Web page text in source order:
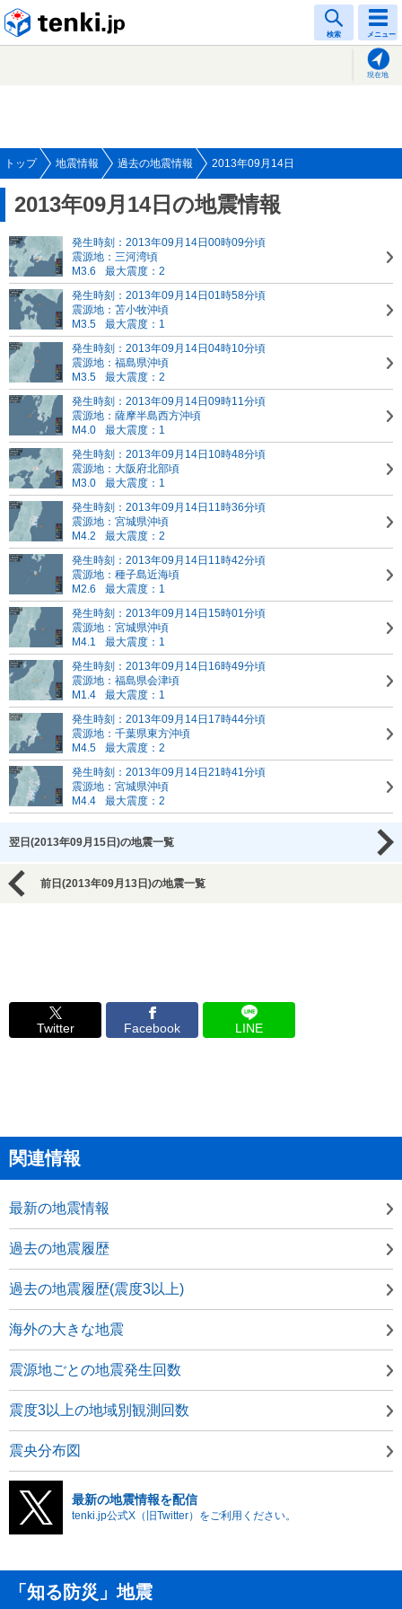
検索 メニュー
現在地
トップ 地震情報 過去の地震情報 2013年09月14日
2013年09月14日の地震情報
発生時刻：2013年09月14日00時09分頃
震源地：三河湾頃
M3.6
最大震度：2
発生時刻：2013年09月14日01時58分頃
震源地：苫小牧沖頃
M3.5
最大震度：1
発生時刻：2013年09月14日04時10分頃
震源地：福島県沖頃
M3.5
最大震度：2
発生時刻：2013年09月14日09時11分頃
震源地：薩摩半島西方沖頃
M4.0
最大震度：1
発生時刻：2013年09月14日10時48分頃
震源地：大阪府北部頃
M3.0
最大震度：1
発生時刻：2013年09月14日11時36分頃
震源地：宮城県沖頃
M4.2
最大震度：2
発生時刻：2013年09月14日11時42分頃
震源地：種子島近海頃
M2.6
最大震度：1
発生時刻：2013年09月14日15時01分頃
震源地：宮城県沖頃
M4.1
最大震度：1
発生時刻：2013年09月14日16時49分頃
震源地：福島県会津頃
M1.4
最大震度：1
発生時刻：2013年09月14日17時44分頃
震源地：千葉県東方沖頃
M4.5
最大震度：2
発生時刻：2013年09月14日21時41分頃
震源地：宮城県沖頃
M4.4
最大震度：2
翌日(2013年09月15日)の地震一覧
前日(2013年09月13日)の地震一覧
Twitter Facebook LINE
関連情報
最新の地震情報
過去の地震履歴
過去の地震履歴(震度3以上)
海外の大きな地震
震源地ごとの地震発生回数
震度3以上の地域別観測回数
震央分布図
最新の地震情報を配信
tenki.jp公式X（旧Twitter）をご利用ください。
「知る防災」地震